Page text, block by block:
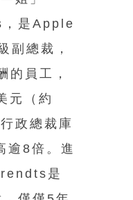
是Apple
副總裁，
的員工，
元（約
政總裁庫
逾8倍。進
是